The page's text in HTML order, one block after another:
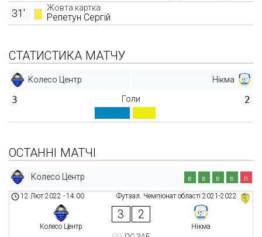
Жовта картка
Репетун Сергій
31'
СТАТИСТИКА МАТЧУ
Колесо Центр Нікма
3 Голи 2
ОСТАННІ МАТЧІ
Колесо Центр в в в в п
Футзал. Чемпіонат області 2021-2022
12 Лют 2022 -14:00
Колесо Центр
3 2
Нікма